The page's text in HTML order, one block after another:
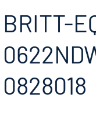
BRITT-
0828018